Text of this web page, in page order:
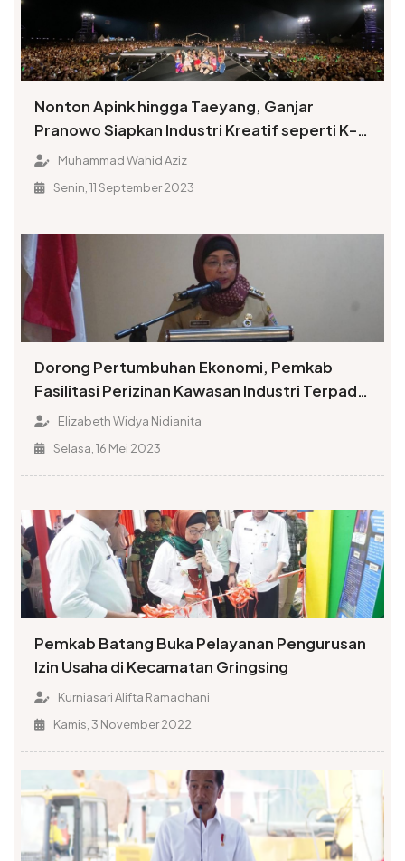
Nonton Apink hingga Taeyang, Ganjar
Pranowo Siapkan Industri Kreatif seperti K-
POPMuhammad Wahid Aziz
Senin, 11 September 2023
Dorong Pertumbuhan Ekonomi, Pemkab
Fasilitasi Perizinan Kawasan Industri Terpadu
Batang
Elizabeth Widya Nidianita
Selasa, 16 Mei 2023
Pemkab Batang Buka Pelayanan Pengurusan
Izin Usaha di Kecamatan Gringsing
Kurniasari Alifta Ramadhani
Kamis, 3 November 2022